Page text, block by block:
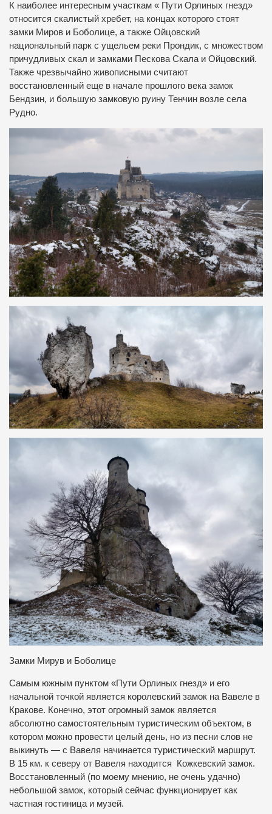
К наиболее интересным участкам « Пути Орлиных гнезд»
относится скалистый хребет, на концах которого стоят
замки Миров и Боболице, а также Ойцовский
национальный парк с ущельем реки Прондик, с множеством
причудливых скал и замками Пескова Скала и Ойцовский.
Также чрезвычайно живописными считают
восстановленный еще в начале прошлого века замок
Бендзин, и большую замковую руину Тенчин возле села
Рудно.
Замки Мирув и Боболице
Самым южным пунктом «Пути Орлиных гнезд» и его
начальной точкой является королевский замок на Вавеле в
Кракове. Конечно, этот огромный замок является
абсолютно самостоятельным туристическим объектом, в
котором можно провести целый день, но из песни слов не
выкинуть — с Вавеля начинается туристический маршрут.
В 15 км. к северу от Вавеля находится Кожкевский замок.
Восстановленный (по моему мнению, не очень удачно)
небольшой замок, который сейчас функционирует как
частная гостиница и музей.